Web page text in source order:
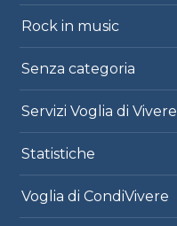
Rock in music
Senza categoria
Servizi Voglia di Vivere
Statistiche
Voglia di CondiVivere